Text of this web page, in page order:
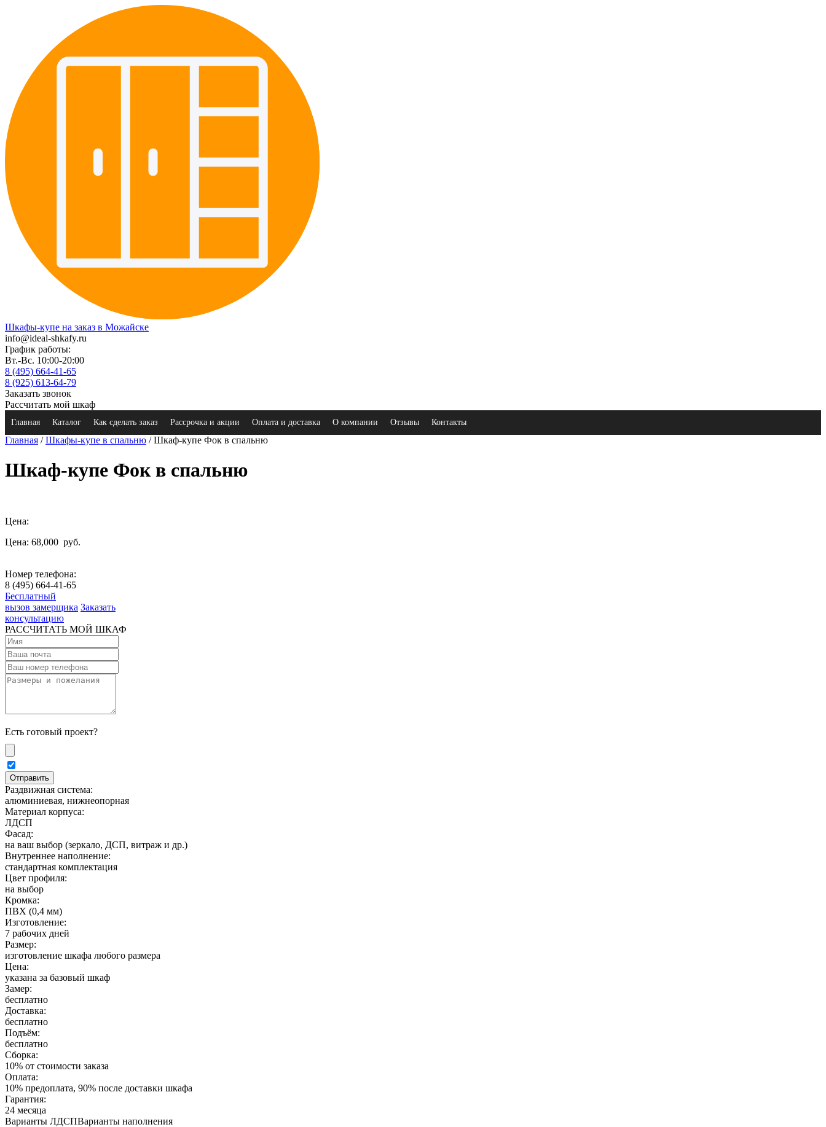
Шкафы-купе на заказ в Можайске
info@ideal-shkafy.ru
График работы:
Вт.-Вс. 10:00-20:00
8 (495) 664-41-65
8 (925) 613-64-79
Заказать звонок
Рассчитать мой шкаф
Главная Каталог Как сделать заказ Рассрочка и акции Оплата и доставка О компании Отзывы Контакты
Главная /Шкафы-купе в спальню / Шкаф-купе Фок в спальню
Шкаф-купе Фок в спальню
Цена:
Цена: 68,000 руб.
Номер телефона:
8 (495) 664-41-65
Бесплатный
вызов замерщика Заказать
консультацию
РАССЧИТАТЬ МОЙ ШКАФ
Есть готовый проект?
Раздвижная система:
алюминиевая, нижнеопорная
Материал корпуса:
ЛДСП
Фасад:
на ваш выбор (зеркало, ДСП, витраж и др.)
Внутреннее наполнение:
стандартная комплектация
Цвет профиля:
на выбор
Кромка:
ПВХ (0,4 мм)
Изготовление:
7 рабочих дней
Размер:
изготовление шкафа любого размера
Цена:
указана за базовый шкаф
Замер:
бесплатно
Доставка:
бесплатно
Подъём:
бесплатно
Сборка:
10% от стоимости заказа
Оплата:
10% предоплата, 90% после доставки шкафа
Гарантия:
24 месяца
Варианты ЛДСПВарианты наполнения